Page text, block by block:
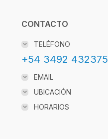
CONTACTO
TELÉFONO
+54 3492 432375
EMAIL
UBICACIÓN
HORARIOS